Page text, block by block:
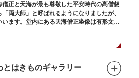
正と天海が最も尊敬した平安時代の高僧慈
両大師」と呼ばれるようになりましたが、
ます。堂内にある天海僧正坐像は有形文化
とはきものギャラリー